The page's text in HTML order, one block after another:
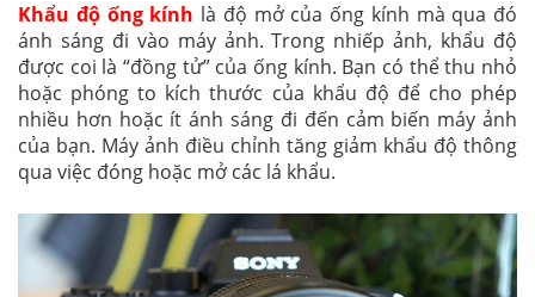
Khẩu độ ống kính là độ mở của ống kính mà qua đó
ánh sáng đi vào máy ảnh. Trong nhiếp ảnh, khẩu độ
được coi là “đồng tử” của ống kính. Bạn có thể thu nhỏ
hoặc phóng to kích thước của khẩu độ để cho phép
nhiều hơn hoặc ít ánh sáng đi đến cảm biến máy ảnh
của bạn. Máy ảnh điều chỉnh tăng giảm khẩu độ thông
qua việc đóng hoặc mở các lá khẩu.